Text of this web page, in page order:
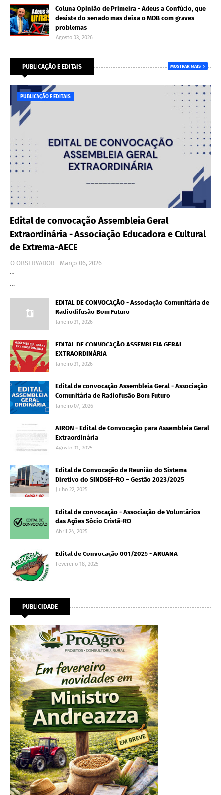
Coluna Opinião de Primeira - Adeus a Confúcio, que
desiste do senado mas deixa o MDB com graves
problemas
Agosto 03, 2026
PUBLICAÇÃO E EDITAIS MOSTRAR MAIS
PUBLICAÇÃO E EDITAIS
Edital de convocação Assembleia Geral
Extraordinária - Associação Educadora e Cultural
de Extrema-AECE
O OBSERVADOR
Março 06, 2026
…
…
EDITAL DE CONVOCAÇÃO - Associação Comunitária de
Radiodifusão Bom Futuro
Janeiro 31, 2026
EDITAL DE CONVOCAÇÃO ASSEMBLEIA GERAL
EXTRAORDINÁRIA
Janeiro 31, 2026
Edital de convocação Assembleia Geral - Associação
Comunitária de Radiofusão Bom Futuro
Janeiro 07, 2026
AIRON - Edital de Convocação para Assembleia Geral
Extraordinária
Agosto 01, 2025
Edital de Convocação de Reunião do Sistema
Diretivo do SINDSEF-RO – Gestão 2023/2025
Julho 22, 2025
Edital de convocação - Associação de Voluntários
das Ações Sócio Cristã-RO
Abril 24, 2025
Edital de Convocação 001/2025 - ARUANA
Fevereiro 18, 2025
PUBLICIDADE